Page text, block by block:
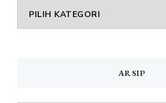
DAFTAR
MENU
ARSIP